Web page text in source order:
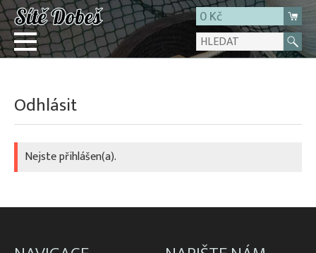
0 Kč
Registrace
O firmě
Odhlásit
Nejste přihlášen(a).